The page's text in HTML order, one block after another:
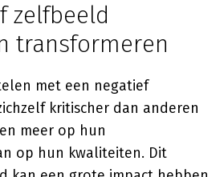
zelfbeeld
transformeren
met een negatief
kritischer dan anderen
meer op hun
op hun kwaliteiten. Dit